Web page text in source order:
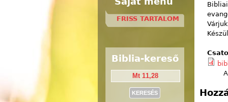
FRISS TARTALOM
Biblia-kereső